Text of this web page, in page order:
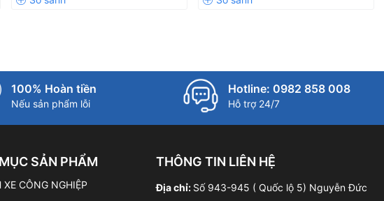
100% Hoàn tiền
Nếu sản phẩm lỗi
Hotline: 0982 858 008
Hỗ trợ 24/7
SẢN PHẨM
XE CÔNG NGHIỆP
THÔNG TIN LIÊN HỆ
Địa chỉ: Số 943-945 ( Quốc lộ 5) Nguyễn Đức